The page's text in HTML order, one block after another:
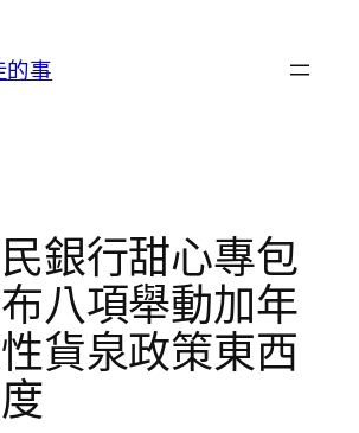
的事
銀行甜心專包
八項舉動加年
貨泉政策東西